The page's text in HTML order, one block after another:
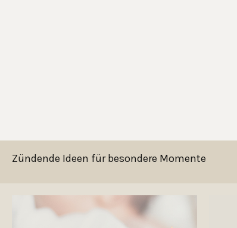
Zündende Ideen für besondere Momente